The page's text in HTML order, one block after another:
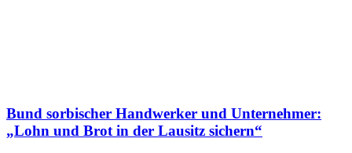
Bund sorbischer Handwerker und Unternehmer:
„Lohn und Brot in der Lausitz sichern“